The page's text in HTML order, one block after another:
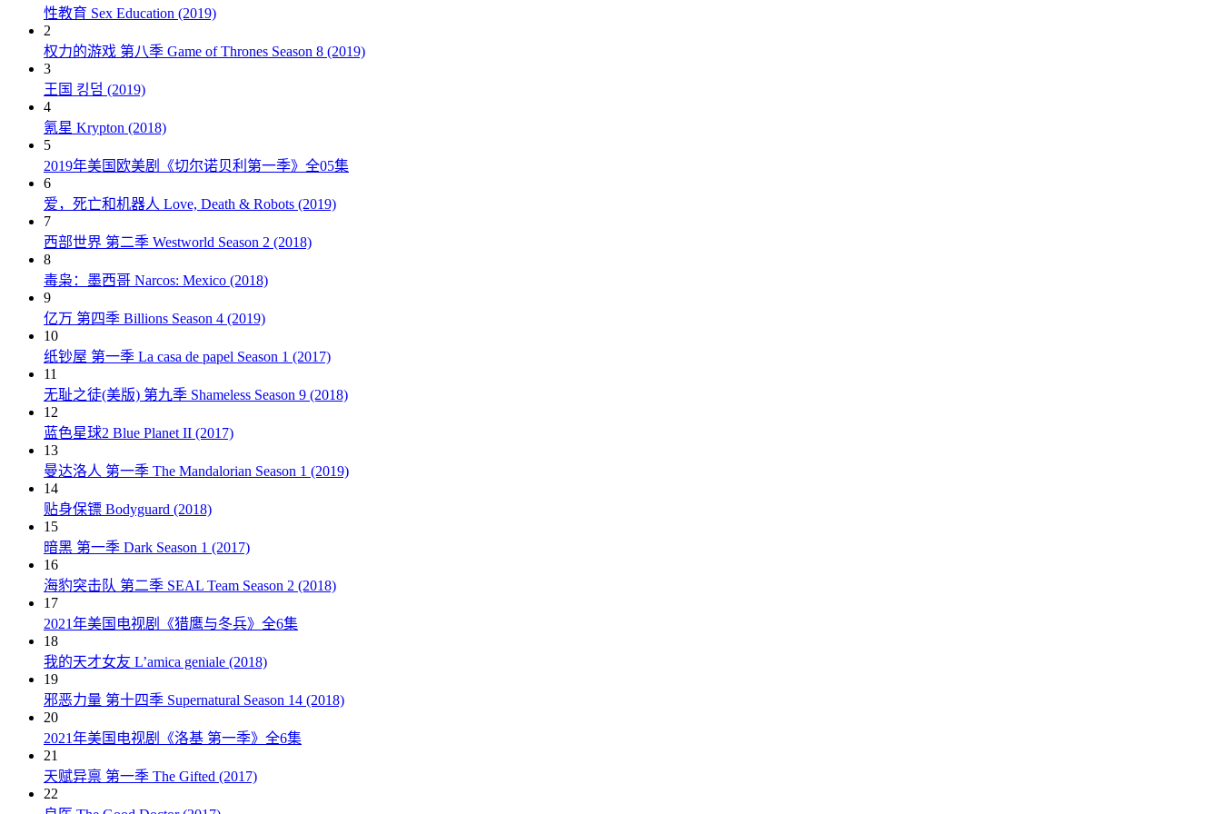
性教育 Sex Education (2019)
2
权力的游戏 第八季 Game of Thrones Season 8 (2019)
3
王国 킹덤 (2019)
4
氪星 Krypton (2018)
5
2019年美国欧美剧《切尔诺贝利第一季》全05集
6
爱，死亡和机器人 Love, Death & Robots (2019)
7
西部世界 第二季 Westworld Season 2 (2018)
8
毒枭：墨西哥 Narcos: Mexico (2018)
9
亿万 第四季 Billions Season 4 (2019)
10
纸钞屋 第一季 La casa de papel Season 1 (2017)
11
无耻之徒(美版) 第九季 Shameless Season 9 (2018)
12
蓝色星球2 Blue Planet II (2017)
13
曼达洛人 第一季 The Mandalorian Season 1 (2019)
14
贴身保镖 Bodyguard (2018)
15
暗黑 第一季 Dark Season 1 (2017)
16
海豹突击队 第二季 SEAL Team Season 2 (2018)
17
2021年美国电视剧《猎鹰与冬兵》全6集
18
我的天才女友 L’amica geniale (2018)
19
邪恶力量 第十四季 Supernatural Season 14 (2018)
20
2021年美国电视剧《洛基 第一季》全6集
21
天赋异禀 第一季 The Gifted (2017)
22